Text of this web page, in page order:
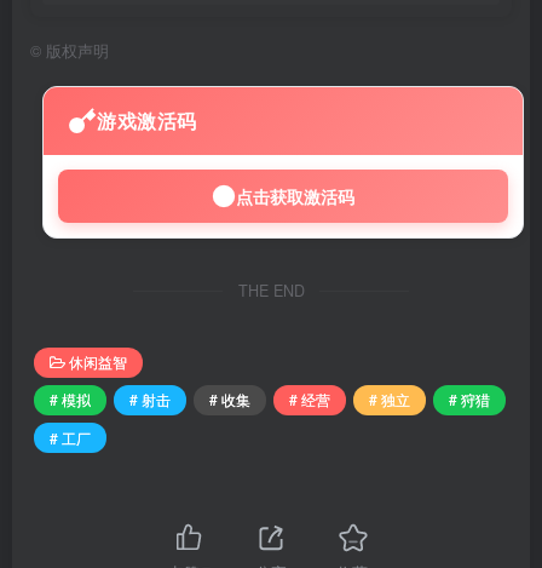
© 版权声明
游戏激活码
点击获取激活码
THE END
休闲益智
# 模拟
# 射击 # 收集 # 经营 # 独立
# 狩猎
# 工厂